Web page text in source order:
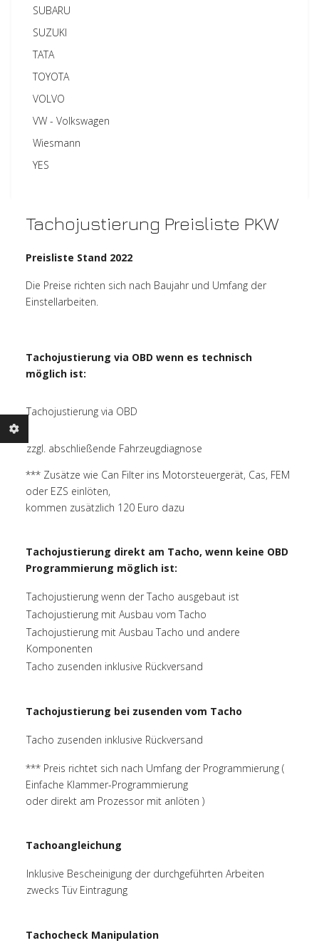
SUBARU
SUZUKI
TATA
TOYOTA
VOLVO
VW - Volkswagen
Wiesmann
YES
Tachojustierung Preisliste PKW
Preisliste Stand 2022
Die Preise richten sich nach Baujahr und Umfang der
Einstellarbeiten.
Tachojustierung via OBD wenn es technisch
möglich ist:
Tachojustierung via OBD
zzgl. abschließende Fahrzeugdiagnose
*** Zusätze wie Can Filter ins Motorsteuergerät, Cas, FEM
oder EZS einlöten,
kommen zusätzlich 120 Euro dazu
Tachojustierung direkt am Tacho, wenn keine OBD
Programmierung möglich ist:
Tachojustierung wenn der Tacho ausgebaut ist
Tachojustierung mit Ausbau vom Tacho
Tachojustierung mit Ausbau Tacho und andere
Komponenten
Tacho zusenden inklusive Rückversand
Tachojustierung bei zusenden vom Tacho
Tacho zusenden inklusive Rückversand
*** Preis richtet sich nach Umfang der Programmierung (
Einfache Klammer-Programmierung
oder direkt am Prozessor mit anlöten )
Tachoangleichung
Inklusive Bescheinigung der durchgeführten Arbeiten
zwecks Tüv Eintragung
Tachocheck Manipulation